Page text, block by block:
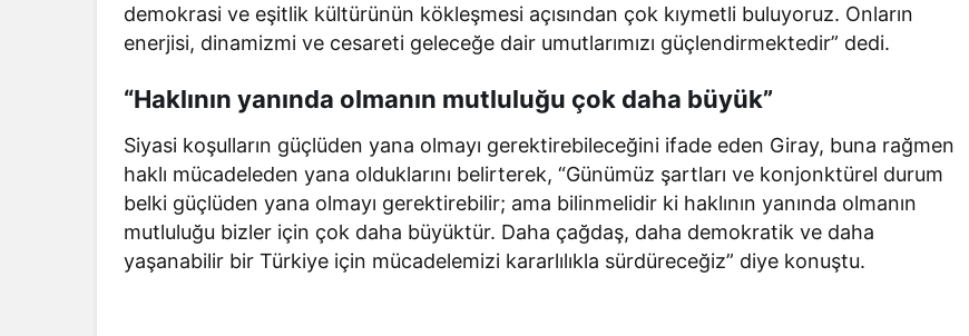
demokrasi ve eşitlik kültürünün kökleşmesi açısından çok kıymetli buluyoruz. Onların
enerjisi, dinamizmi ve cesareti geleceğe dair umutlarımızı güçlendirmektedir” dedi.
“Haklının yanında olmanın mutluluğu çok daha büyük”
Siyasi koşulların güçlüden yana olmayı gerektirebileceğini ifade eden Giray, buna rağmen
haklı mücadeleden yana olduklarını belirterek, “Günümüz şartları ve konjonktürel durum
belki güçlüden yana olmayı gerektirebilir; ama bilinmelidir ki haklının yanında olmanın
mutluluğu bizler için çok daha büyüktür. Daha çağdaş, daha demokratik ve daha
yaşanabilir bir Türkiye için mücadelemizi kararlılıkla sürdüreceğiz” diye konuştu.